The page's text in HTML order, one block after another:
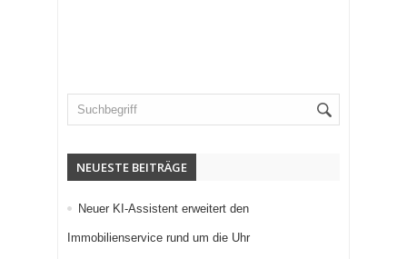
NEUESTE BEITRÄGE
Neuer KI-Assistent erweitert den
Immobilienservice rund um die Uhr